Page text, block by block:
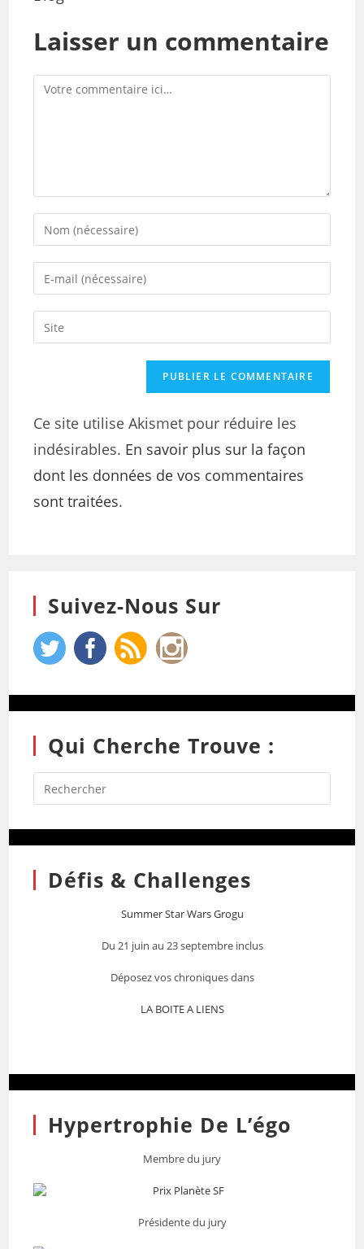
Laisser un commentaire
Ce site utilise Akismet pour réduire les
indésirables. En savoir plus sur la façon
dont les données de vos commentaires
sont traitées.
Suivez-Nous Sur
Qui Cherche Trouve :
Défis & Challenges
Summer Star Wars Grogu
Du 21 juin au 23 septembre inclus
Déposez vos chroniques dans
LA BOITE A LIENS
Hypertrophie De L’égo
Membre du jury
Présidente du jury